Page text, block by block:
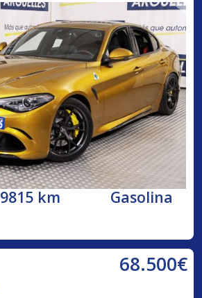
9815 km Gasolina
68.500€